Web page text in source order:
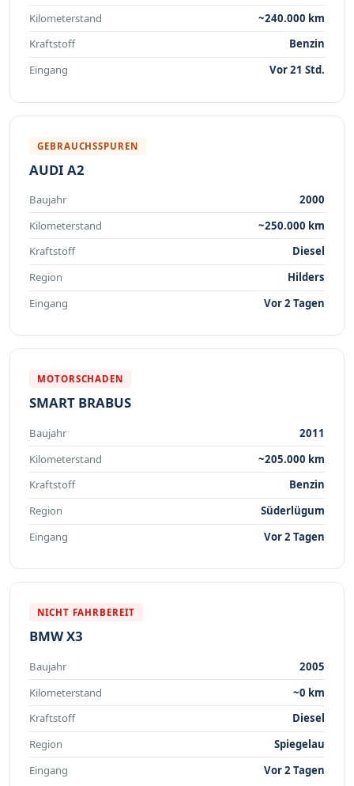
Kilometerstand
~240.000 km
Kraftstoff
Benzin
Eingang
Vor 21 Std.
GEBRAUCHSSPUREN
AUDI A2
Baujahr
2000
Kilometerstand
~250.000 km
Kraftstoff
Diesel
Region
Hilders
Eingang
Vor 2 Tagen
MOTORSCHADEN
SMART BRABUS
Baujahr
2011
Kilometerstand
~205.000 km
Kraftstoff
Benzin
Region
Süderlügum
Eingang
Vor 2 Tagen
NICHT FAHRBEREIT
BMW X3
Baujahr
2005
Kilometerstand
~0 km
Kraftstoff
Diesel
Region
Spiegelau
Eingang
Vor 2 Tagen